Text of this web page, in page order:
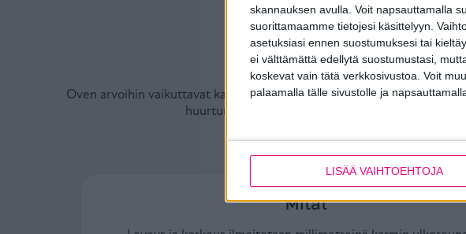
skannauksen avulla. Voit napsauttamalla
suorittamaamme tietojesi käsittelyyn.
asetuksiasi ennen suostumuksesi tai
ei välttämättä edellytä suostumustasi,
koskevat vain tätä verkkosivustoa. Voit
palaamalla tälle sivustolle ja
LISÄÄ VAIHTOEHTOJA
Tiivi Kristalli
Oven arvoihin vaikuttavat karmisyvyys, mahdollisten lasien määrä ja
huurtumaton lasi). Tuotekortin löydät
Mitat